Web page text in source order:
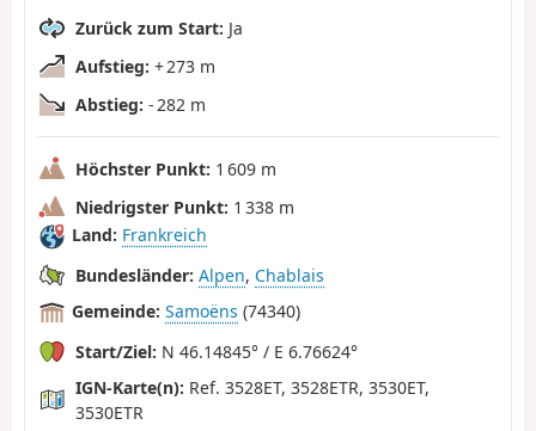
Zurück zum Start: Ja
Aufstieg: + 273 m
Abstieg: - 282 m
Höchster Punkt: 1 609 m
Niedrigster Punkt: 1 338 m
Land: Frankreich
Bundesländer: Alpen, Chablais
Gemeinde: Samoëns (74340)
Start/Ziel: N 46.14845° / E 6.76624°
IGN-Karte(n): Ref. 3528ET, 3528ETR, 3530ET,
3530ETR